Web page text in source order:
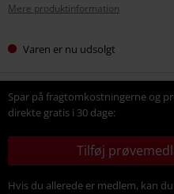
Mere produktinformation
Varen er nu udsolgt
Spar på fragtomkostningerne og
direkte gratis i 30 dage:
Tilføj
Hvis du allerede er medlem, kan